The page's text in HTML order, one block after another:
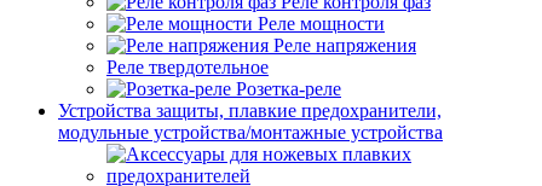
Реле мощности
Реле напряжения
Реле твердотельное
Розетка-реле
Устройства защиты, плавкие предохранители,
модульные устройства/монтажные устройства